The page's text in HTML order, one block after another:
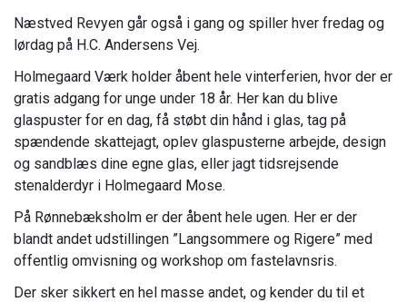
Næstved Revyen går også i gang og spiller hver fredag og
lørdag på H.C. Andersens Vej.
Holmegaard Værk holder åbent hele vinterferien, hvor der er
gratis adgang for unge under 18 år. Her kan du blive
glaspuster for en dag, få støbt din hånd i glas, tag på
spændende skattejagt, oplev glaspusterne arbejde, design
og sandblæs dine egne glas, eller jagt tidsrejsende
stenalderdyr i Holmegaard Mose.
På Rønnebæksholm er der åbent hele ugen. Her er der
blandt andet udstillingen ”Langsommere og Rigere” med
offentlig omvisning og workshop om fastelavnsris.
Der sker sikkert en hel masse andet, og kender du til et